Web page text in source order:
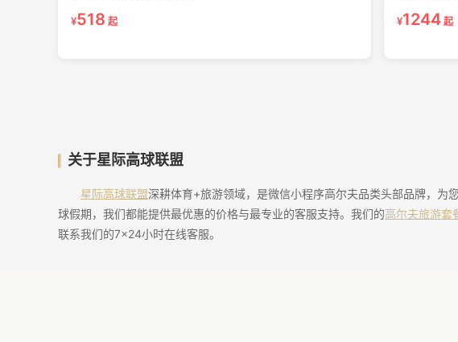
¥518 起 ¥1244 起
关于星际高球联盟
星际高球联盟深耕体育+旅游领域，是微信小程序高尔夫品类头部品牌，为
球假期，我们都能提供最优惠的价格与最专业的客服支持。我们的高尔夫旅游套
联系我们的7×24小时在线客服。